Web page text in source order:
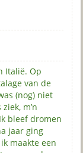
Italië. Op
van de
(nog) niet
m’n
bleef dromen
jaar ging
maakte een